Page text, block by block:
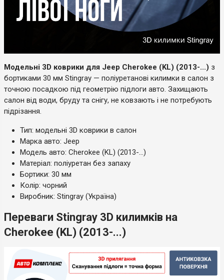
Модельні 3D коврики для Jeep Cherokee (KL) (2013-...) з
бортиками 30 мм Stingray — поліуретанові килимки в салон з
точною посадкою під геометрію підлоги авто. Захищають
салон від води, бруду та снігу, не ковзають і не потребують
підрізання.
Тип: модельні 3D коврики в салон
Марка авто: Jeep
Модель авто: Cherokee (KL) (2013-...)
Матеріал: поліуретан без запаху
Бортики: 30 мм
Колір: чорний
Виробник: Stingray (Україна)
Переваги Stingray 3D килимків на
Cherokee (KL) (2013-...)